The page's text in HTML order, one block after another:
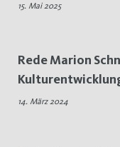
15. Mai 2025
Rede Marion
14. März 2024